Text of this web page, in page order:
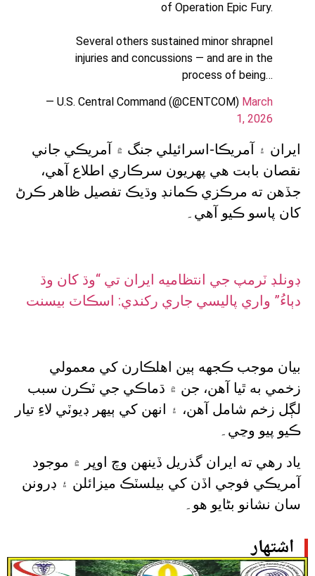
اشتهار
of Operation Epic Fury.
Several others sustained minor shrapnel
injuries and concussions — and are in the
process of being…
— U.S. Central Command (@CENTCOM) March
1, 2026
ايران ۽ آمريڪا-اسرائيلي جنگ ۾ آمريڪي جاني
نقصان بابت هي پهريون سرڪاري اطلاع آهي،
جڏهن ته مرڪزي ڪمانڊ وڌيڪ تفصيل ظاهر ڪرڻ
کان پاسو ڪيو آهي۔
ڊونلڊ ٽرمپ جي انتظاميه ايران تي “وڌ کان وڌ
دٻاءُ” واري پاليسي جاري رکندي: اسڪاٽ بيسنت
بيان موجب ڪجهه ٻين اهلڪارن کي معمولي
زخمي به ٿيا آهن، جن ۾ ڌماڪي جي ٽڪرن سبب
لڳل زخم شامل آهن، ۽ انهن کي ٻيهر ڊيوٽي لاءِ تيار
ڪيو پيو وڃي۔
ياد رهي ته ايران گذريل ڏينهن وچ اوڀر ۾ موجود
آمريڪي فوجي اڏن کي بيلسٽڪ ميزائلن ۽ ڊرونن
سان نشانو بڻايو هو۔